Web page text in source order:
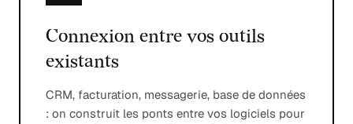
Connexion entre vos outils
existants
CRM, facturation, messagerie, base de données
: on construit les ponts entre vos logiciels pour